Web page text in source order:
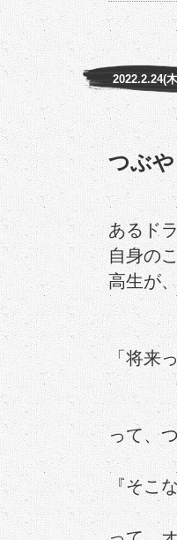
2022.2.24(
つぶ
あるド
自身の
高生が
「将来
って、
『そこ